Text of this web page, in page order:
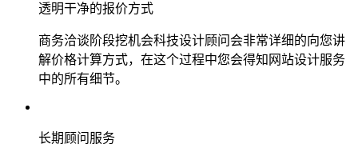
透明干净的报价方式
商务洽谈阶段挖机会科技设计顾问会非常详细的向您讲
解价格计算方式，在这个过程中您会得知网站设计服务
中的所有细节。
长期顾问服务